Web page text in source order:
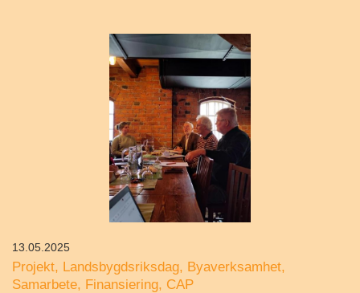
Projekt Landsbygdsriksdag Byaverksamhet
Samarbete Finansiering CAP
13.05.2025